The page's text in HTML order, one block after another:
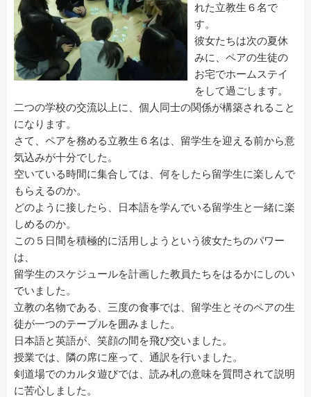
れた立教生６名で
す。
彼女たちは次の夏休
みに、ペアの生徒の
お宅でホームステイ
をして過ごします。
二つの学校の交流以上に、個人同士の関係が構築されること
になります。
さて、ペアを務める立教生６名は、留学生を迎える前から意
気込みが十分でした。
空いている時間に集合しては、何をしたら留学生に楽しんで
もらえるのか。
どのように接したら、日本語を学んでいる留学生と一緒に楽
しめるのか。
この５日間を積極的に活用しようという彼女たちのパワー
は、
留学生のスケジュールを計画した教員たちをはるかにしのい
でいました。
立教の名物である、三度の食事では、留学生とそのペアの生
徒が一つのテーブルを囲みました。
日本語と英語が、笑顔の間を飛び交いました。
授業では、隣の席に座って、通訳を行いました。
剣道場でのカルタ遊びでは、読み札の意味を質問されて説明
に苦心しました。